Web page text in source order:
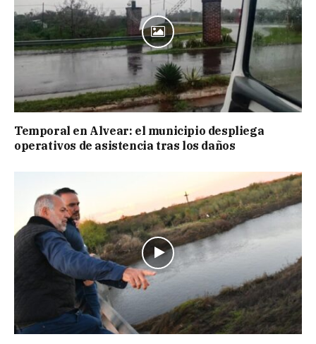
Temporal en Alvear: el municipio despliega
operativos de asistencia tras los daños